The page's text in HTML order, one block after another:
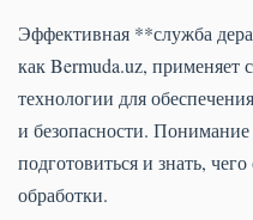
Эффективная **служба
как Bermuda.uz, применяет
технологии для
и безопасности.
подготовиться и знать,
обработки.